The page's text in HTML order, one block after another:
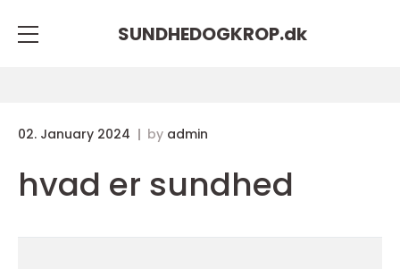
SUNDHEDOGKROP.dk
02. January 2024 by admin
hvad er sundhed